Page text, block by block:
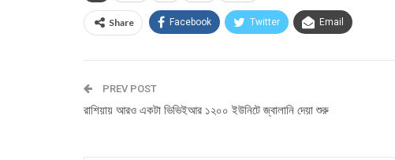
Share Facebook Twitter Email
PREV POST
রাশিয়ায় আরও একটা ভিভিইআর ১২০০ ইউনিটে জ্বালানি দেয়া শুরু